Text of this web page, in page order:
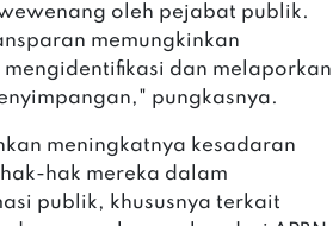
oleh pejabat publik.
memungkinkan
dan melaporkan
pungkasnya.
meningkatnya kesadaran
hak mereka dalam
publik, khususnya terkait